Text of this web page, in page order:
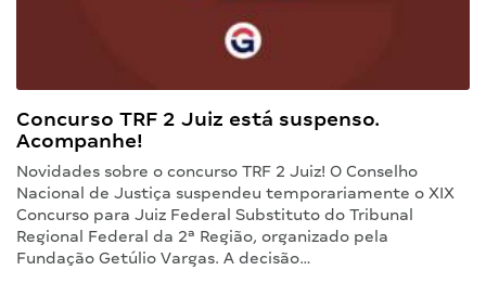
Concurso TRF 2 Juiz está suspenso.
Acompanhe!
Novidades sobre o concurso TRF 2 Juiz! O Conselho
Nacional de Justiça suspendeu temporariamente o XIX
Concurso para Juiz Federal Substituto do Tribunal
Regional Federal da 2ª Região, organizado pela
Fundação Getúlio Vargas. A decisão…